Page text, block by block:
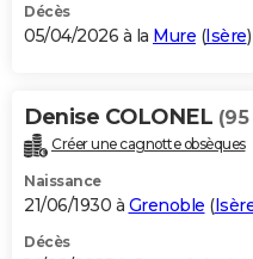
Décès
05/04/2026 à la Mure (Isère)
Denise COLONEL (95
Créer une cagnotte obsèques
Naissance
21/06/1930 à Grenoble (
Décès